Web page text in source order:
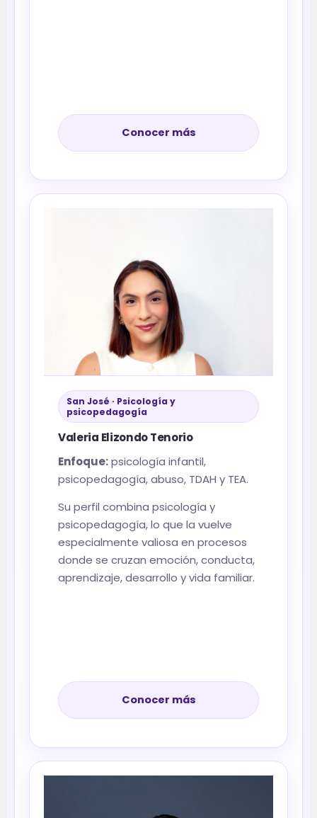
Conocer más
San José · Psicología y
psicopedagogía
Valeria Elizondo Tenorio
Enfoque:psicología infantil,
psicopedagogía, abuso, TDAH y TEA.
Su perfil combina psicología y
psicopedagogía, lo que la vuelve
especialmente valiosa en procesos
donde se cruzan emoción, conducta,
aprendizaje, desarrollo y vida familiar.
Conocer más